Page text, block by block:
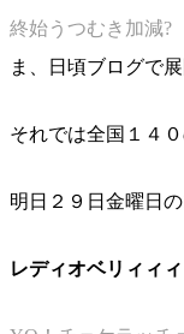
終始うつむき加減?
ま、日頃ブログで
それでは全国１４
明日２９日金曜日
レディオベリィィ